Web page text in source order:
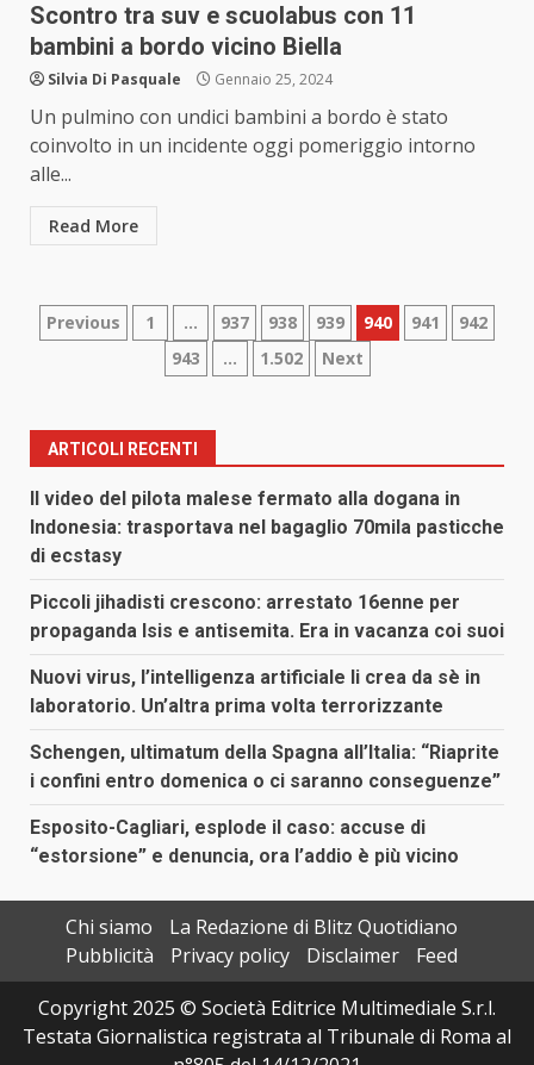
Scontro tra suv e scuolabus con 11
bambini a bordo vicino Biella
Silvia Di Pasquale Gennaio 25, 2024
Un pulmino con undici bambini a bordo è stato
coinvolto in un incidente oggi pomeriggio intorno
alle...
Read More
Paginazione
articoli
Previous 1 … 937 938 939 940 941
942
943
… 1.502 Next
ARTICOLI RECENTI
Il video del pilota malese fermato alla dogana in
Indonesia: trasportava nel bagaglio 70mila pasticche
di ecstasy
Piccoli jihadisti crescono: arrestato 16enne per
propaganda Isis e antisemita. Era in vacanza coi suoi
Nuovi virus, l’intelligenza artificiale li crea da sè in
laboratorio. Un’altra prima volta terrorizzante
Schengen, ultimatum della Spagna all’Italia: “Riaprite
i confini entro domenica o ci saranno conseguenze”
Esposito-Cagliari, esplode il caso: accuse di
“estorsione” e denuncia, ora l’addio è più vicino
Chi siamo
La Redazione di Blitz Quotidiano
Pubblicità
Privacy policy Disclaimer
Feed
Copyright 2025 © Società Editrice Multimediale S.r.l.
Testata Giornalistica registrata al Tribunale di Roma al